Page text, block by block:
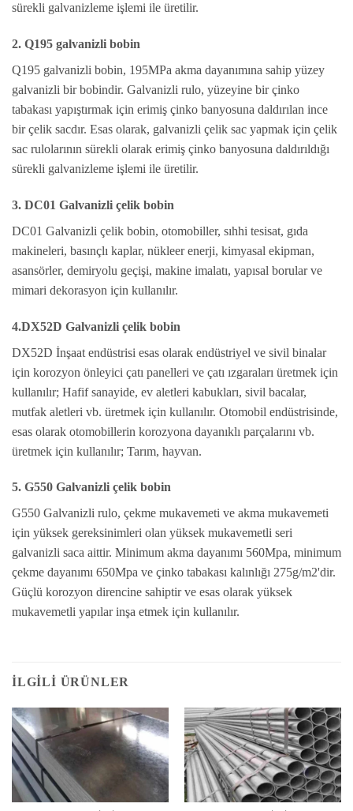
sürekli galvanizleme işlemi ile üretilir.
2. Q195 galvanizli bobin
Q195 galvanizli bobin, 195MPa akma dayanımına sahip yüzey
galvanizli bir bobindir. Galvanizli rulo, yüzeyine bir çinko
tabakası yapıştırmak için erimiş çinko banyosuna daldırılan ince
bir çelik sacdır. Esas olarak, galvanizli çelik sac yapmak için çelik
sac rulolarının sürekli olarak erimiş çinko banyosuna daldırıldığı
sürekli galvanizleme işlemi ile üretilir.
3. DC01 Galvanizli çelik bobin
DC01 Galvanizli çelik bobin, otomobiller, sıhhi tesisat, gıda
makineleri, basınçlı kaplar, nükleer enerji, kimyasal ekipman,
asansörler, demiryolu geçişi, makine imalatı, yapısal borular ve
mimari dekorasyon için kullanılır.
4.DX52D Galvanizli çelik bobin
DX52D İnşaat endüstrisi esas olarak endüstriyel ve sivil binalar
için korozyon önleyici çatı panelleri ve çatı ızgaraları üretmek için
kullanılır; Hafif sanayide, ev aletleri kabukları, sivil bacalar,
mutfak aletleri vb. üretmek için kullanılır. Otomobil endüstrisinde,
esas olarak otomobillerin korozyona dayanıklı parçalarını vb.
üretmek için kullanılır; Tarım, hayvan.
5. G550 Galvanizli çelik bobin
G550 Galvanizli rulo, çekme mukavemeti ve akma mukavemeti
için yüksek gereksinimleri olan yüksek mukavemetli seri
galvanizli saca aittir. Minimum akma dayanımı 560Mpa, minimum
çekme dayanımı 650Mpa ve çinko tabakası kalınlığı 275g/m2'dir.
Güçlü korozyon direncine sahiptir ve esas olarak yüksek
mukavemetli yapılar inşa etmek için kullanılır.
İLGILI ÜRÜNLER